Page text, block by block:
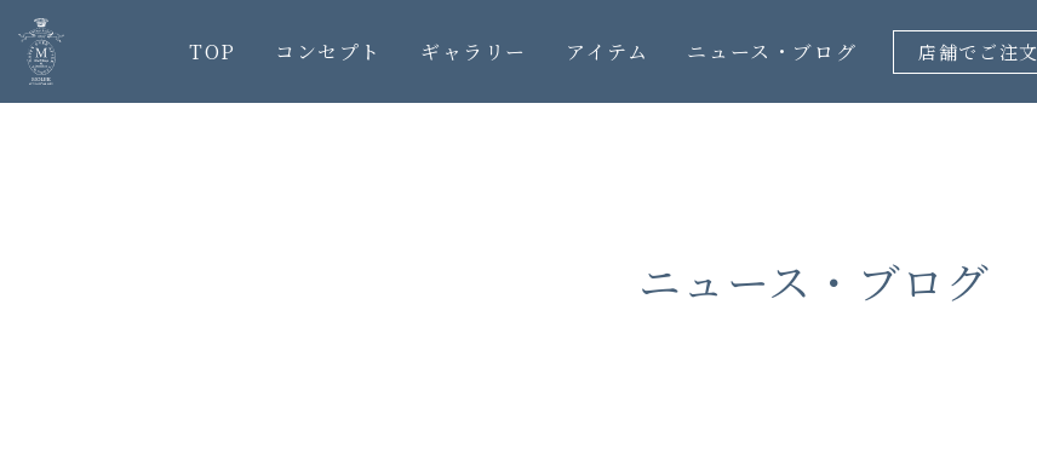
TOP コンセプト ギャラリー アイテム ニュース・ブログ 店舗でご注文
ニュース・ブログ